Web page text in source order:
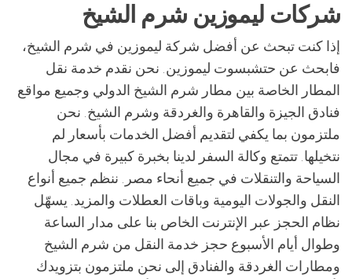
شركات ليموزين شرم الشيخ
إذا كنت تبحث عن أفضل شركة ليموزين في شرم الشيخ،
فابحث عن حتشبسوت ليموزين. نحن نقدم خدمة نقل
المطار الخاصة بين مطار شرم الشيخ الدولي وجميع مواقع
فنادق الجيزة والقاهرة والغردقة وشرم الشيخ. نحن
ملتزمون بما يكفي لتقديم أفضل الخدمات بأسعار لم
نتخيلها. تتمتع وكالة السفر لدينا بخبرة كبيرة في مجال
السياحة والتنقلات في جميع أنحاء مصر. ننظم جميع أنواع
النقل والجولات اليومية وباقات العطلات والمزيد. يسهّل
نظام الحجز عبر الإنترنت الخاص بنا على مدار الساعة
وطوال أيام الأسبوع حجز خدمة النقل من شرم الشيخ
ومطارات الغردقة والفنادق إلى نحن ملتزمون بتزويدك